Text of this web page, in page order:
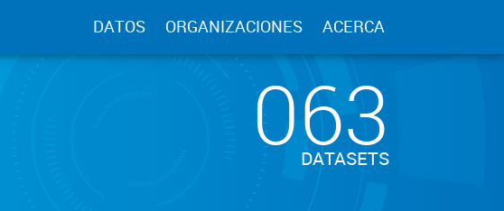
DATOS ORGANIZACIONES ACERCA
063
DATASETS